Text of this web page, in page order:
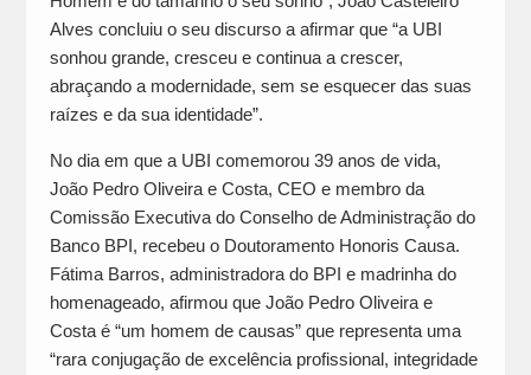
Alves concluiu o seu discurso a afirmar que “a UBI
sonhou grande, cresceu e continua a crescer,
abraçando a modernidade, sem se esquecer das suas
raízes e da sua identidade”.
No dia em que a UBI comemorou 39 anos de vida,
João Pedro Oliveira e Costa, CEO e membro da
Comissão Executiva do Conselho de Administração do
Banco BPI, recebeu o Doutoramento Honoris Causa.
Fátima Barros, administradora do BPI e madrinha do
homenageado, afirmou que João Pedro Oliveira e
Costa é “um homem de causas” que representa uma
“rara conjugação de excelência profissional, integridade